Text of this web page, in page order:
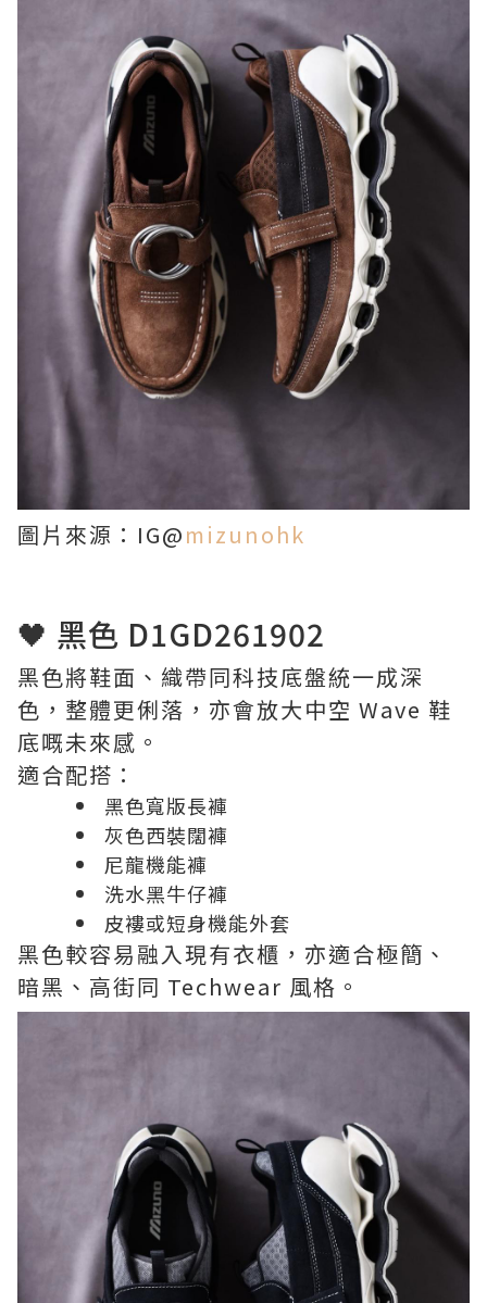
圖片來源：IG@mizunohk
🖤 黑色 D1GD261902
黑色將鞋面、織帶同科技底盤統一成深
色，整體更俐落，亦會放大中空 Wave 鞋
底嘅未來感。
適合配搭：
黑色寬版長褲
灰色西裝闊褲
尼龍機能褲
洗水黑牛仔褲
皮褸或短身機能外套
黑色較容易融入現有衣櫃，亦適合極簡、
暗黑、高街同 Techwear 風格。